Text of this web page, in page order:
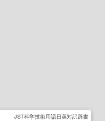
JST科学技術用語日英対訳辞書